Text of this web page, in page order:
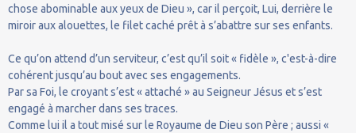
chose abominable aux yeux de Dieu », car il perçoit, Lui, derrière le
miroir aux alouettes, le filet caché prêt à s’abattre sur ses enfants.
Ce qu’on attend d’un serviteur, c’est qu’il soit « fidèle », c'est-à-dire
cohérent jusqu’au bout avec ses engagements.
Par sa Foi, le croyant s’est « attaché » au Seigneur Jésus et s’est
engagé à marcher dans ses traces.
Comme lui il a tout misé sur le Royaume de Dieu son Père ; aussi «